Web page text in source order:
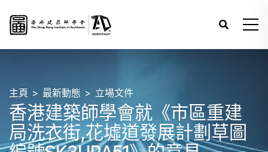
主頁 最新動態 立場文件
香港建築師學會就《市區重建
局洗衣街,花墟道發展計劃草圖